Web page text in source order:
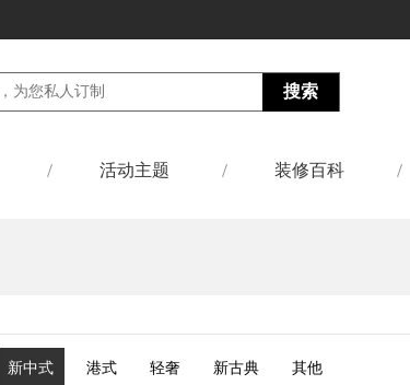
活动主题 装修百科
新中式 港式 轻奢 新古典 其他